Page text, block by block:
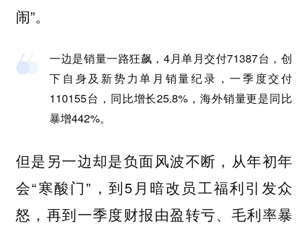
闹”。
一边是销量一路狂飙，4月单月交付71387台，创
下自身及新势力单月销量纪录，一季度交付
110155台，同比增长25.8%，海外销量更是同比
暴增442%。
但是另一边却是负面风波不断，从年初年
会“寒酸门”，到5月暗改员工福利引发众
怒，再到一季度财报由盈转亏、毛利率暴